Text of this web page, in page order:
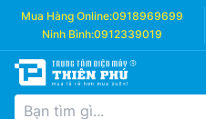
Mua Hàng Online:0918969699
Ninh Bình:0912339019